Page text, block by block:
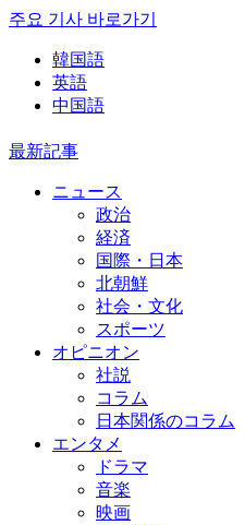
주요 기사 바로가기
韓国語
英語
中国語
最新記事
ニュース
政治
経済
国際・日本
北朝鮮
社会・文化
スポーツ
オピニオン
社説
コラム
日本関係のコラム
エンタメ
ドラマ
音楽
映画